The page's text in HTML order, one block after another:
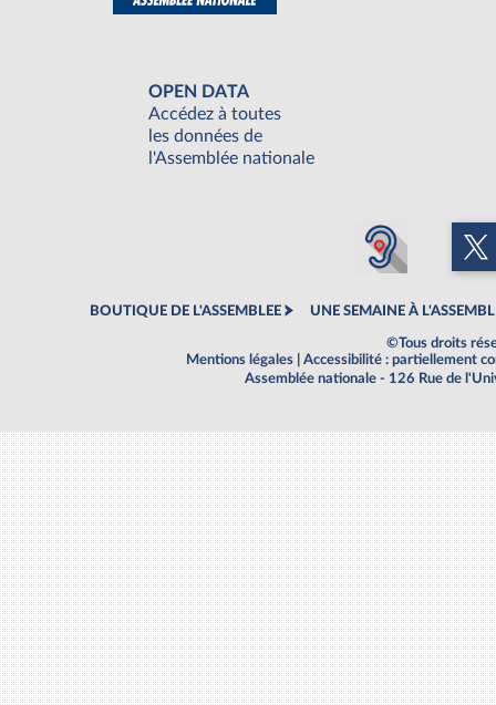
OPEN DATA
Accédez à toutes
les données de
l'Assemblée nationale
BOUTIQUE DE L'ASSEMBLEE UNE SEMAINE À
©Tous droits
Mentions légales
Accessibilité : partiellement
Assemblée nationale - 126 Rue de